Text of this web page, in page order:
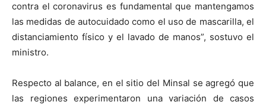
contra el coronavirus es fundamental que mantengamos
las medidas de autocuidado como el uso de mascarilla, el
distanciamiento físico y el lavado de manos”, sostuvo el
ministro.
Respecto al balance, en el sitio del Minsal se agregó que
las regiones experimentaron una variación de casos